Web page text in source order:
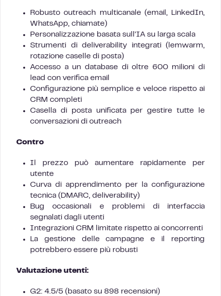
Robusto outreach multicanale (email, LinkedIn,
WhatsApp, chiamate)
Personalizzazione basata sull’IA su larga scala
Strumenti di deliverability integrati (lemwarm,
rotazione caselle di posta)
Accesso a un database di oltre 600 milioni di
lead con verifica email
Configurazione più semplice e veloce rispetto ai
CRM completi
Casella di posta unificata per gestire tutte le
conversazioni di outreach
Contro
Il prezzo può aumentare rapidamente per
utente
Curva di apprendimento per la configurazione
tecnica (DMARC, deliverability)
Bug occasionali e problemi di interfaccia
segnalati dagli utenti
Integrazioni CRM limitate rispetto ai concorrenti
La gestione delle campagne e il reporting
potrebbero essere più robusti
Valutazione utenti:
G2: 4.5/5 (basato su 898 recensioni)